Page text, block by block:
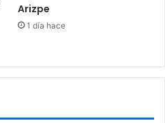
Arizpe
1 día hace